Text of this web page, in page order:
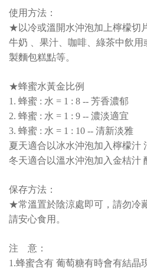
使用方法：
★以冷或溫開水沖泡加上檸檬切
牛奶 、果汁、咖啡、綠茶中飲用
製麵包糕點等。
★蜂蜜水黃金比例
1. 蜂蜜 : 水 = 1 : 8 -- 芳香濃郁
2. 蜂蜜 : 水 = 1 : 9 -- 濃淡適宜
3. 蜂蜜 : 水 = 1 : 10 -- 清新淡雅
夏天適合以冰水沖泡加入檸檬汁
冬天適合以溫水沖泡加入金桔汁
保存方法：
★常溫置於陰涼處即可，請勿冷
請安心食用。
注 意：
1.蜂蜜含有 葡萄糖有時會有結晶